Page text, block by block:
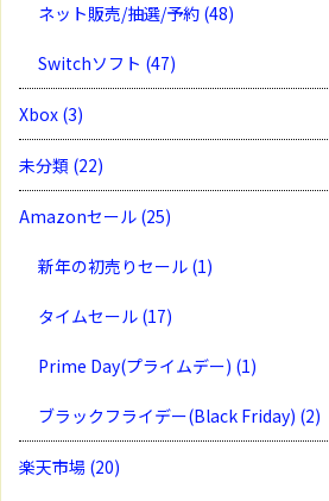
ネット販売/抽選/予約 (48)
Switchソフト (47)
Xbox (3)
未分類 (22)
Amazonセール (25)
新年の初売りセール (1)
タイムセール (17)
Prime Day(プライムデー) (1)
ブラックフライデー(Black Friday) (2)
楽天市場 (20)